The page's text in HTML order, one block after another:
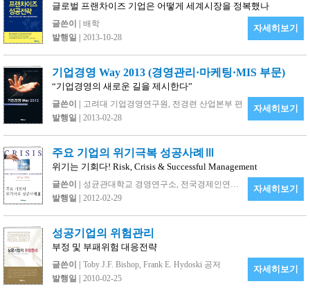
글로벌 프랜차이즈 기업은 어떻게 세계시장을 정복했나
글쓴이 |
배학
발행일 |
2013-10-28
자세히보기
기업경영 Way 2013 (경영관리·마케팅·MIS 부문)
“기업경영의 새로운 길을 제시한다”
글쓴이 |
고려대 기업경영연구원, 전경련 산업본부 편
발행일 |
2013-02-28
자세히보기
주요 기업의 위기극복 성공사례Ⅲ
위기는 기회다! Risk, Crisis & Successful Management
글쓴이 |
성균관대학교 경영연구소, 전국경제인연합회
발행일 |
2012-02-29
자세히보기
성공기업의 위험관리
부정 및 부패위험 대응전략
글쓴이 |
Toby J.F. Bishop, Frank E. Hydoski 공저
발행일 |
2010-02-25
자세히보기